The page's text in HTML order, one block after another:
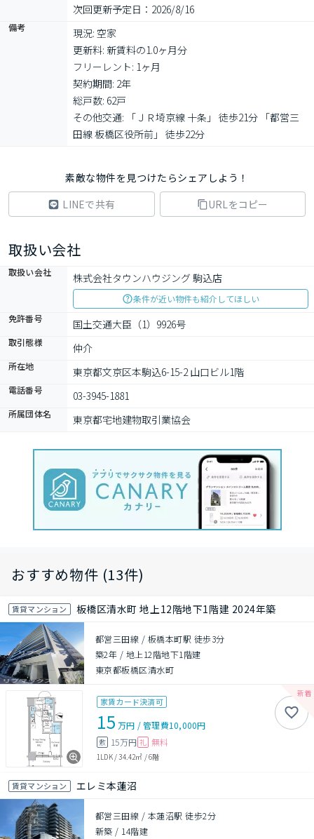
次回更新予定日：2026/8/16
備考
現況: 空家
更新料: 新賃料の1.0ヶ月分
フリーレント: 1ヶ月
契約期間: 2年
総戸数: 62戸
その他交通: 「ＪＲ埼京線 十条」 徒歩21分 「都営三
田線 板橋区役所前」 徒歩22分
素敵な物件を見つけたらシェアしよう！
LINEで共有
URLをコピー
取扱い会社
取扱い会社 株式会社タウンハウジング 駒込店
条件が近い物件も紹介してほしい
免許番号
国土交通大臣（1）9926号
取引態様 仲介
所在地 東京都文京区本駒込6-15-2 山口ビル1階
電話番号 03-3945-1881
所属団体名 東京都宅地建物取引業協会
おすすめ物件 (13件)
賃貸マンション 板橋区清水町 地上12階地下1階建 2024年築
都営三田線 / 板橋本町駅 徒歩3分
築2年 / 地上12階地下1階建
東京都板橋区清水町
家賃カード決済可
15 万円 /管理費10,000円
敷 15万円 礼 無料
1LDK/34.42㎡ /6階
賃貸マンション エレミ本蓮沼
都営三田線 / 本蓮沼駅 徒歩2分
新築 / 14階建